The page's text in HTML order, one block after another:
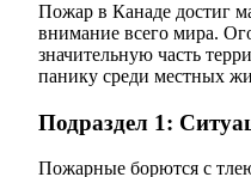
Пожар в Канаде достиг
внимание всего мира.
значительную часть
панику среди местных
Подраздел 1:
Пожарные борются с